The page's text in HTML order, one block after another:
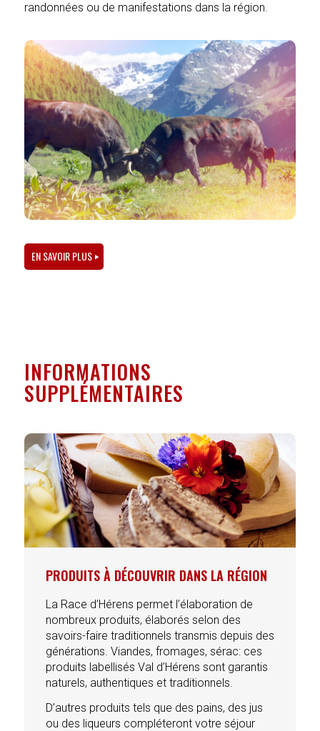
randonnées ou de manifestations dans la région.
EN SAVOIR PLUS
INFORMATIONS
SUPPLÉMENTAIRES
PRODUITS À DÉCOUVRIR DANS LA RÉGION
La Race d’Hérens permet l’élaboration de
nombreux produits, élaborés selon des
savoirs-faire traditionnels transmis depuis des
générations. Viandes, fromages, sérac: ces
produits labellisés Val d’Hérens sont garantis
naturels, authentiques et traditionnels.
D’autres produits tels que des pains, des jus
ou des liqueurs compléteront votre séjour